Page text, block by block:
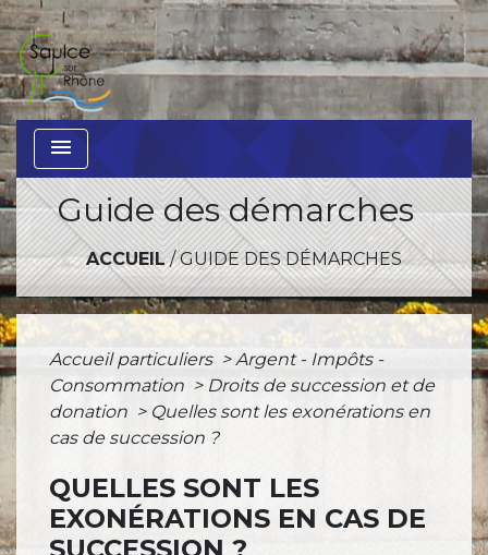
menu
Guide des démarches
ACCUEIL/GUIDE DES DÉMARCHES
Accueil particuliers > Argent - Impôts -
Consommation > Droits de succession et de
donation > Quelles sont les exonérations en
cas de succession ?
QUELLES SONT LES
EXONÉRATIONS EN CAS DE